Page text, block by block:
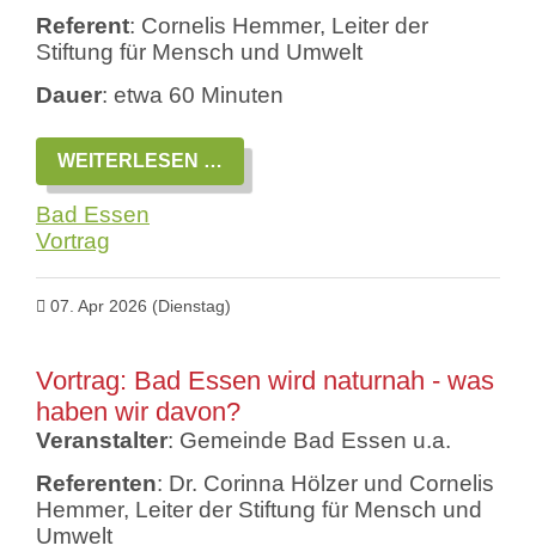
Referent: Cornelis Hemmer, Leiter der
Stiftung für Mensch und Umwelt
Dauer: etwa 60 Minuten
WEITERLESEN …
SINGVÖGEL
VOR
VOGELFREUNDLICHER
Bad Essen
Vortrag
07. Apr 2026 (Dienstag)
Vortrag: Bad Essen wird naturnah - was
haben wir davon?
Veranstalter: Gemeinde Bad Essen u.a.
Referenten: Dr. Corinna Hölzer und Cornelis
Hemmer, Leiter der Stiftung für Mensch und
Umwelt